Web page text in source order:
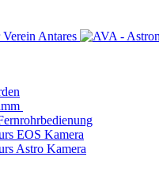
EOS Kamera
Astro Kamera